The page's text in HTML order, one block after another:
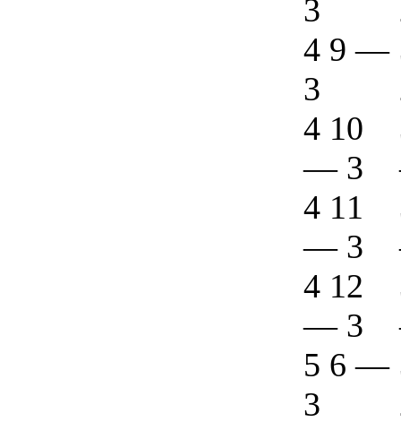
3
4 9 —
3
4 10
— 3
4 11
— 3
4 12
— 3
5 6 —
3